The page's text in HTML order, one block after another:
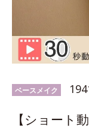
ベースメイク
【ショート